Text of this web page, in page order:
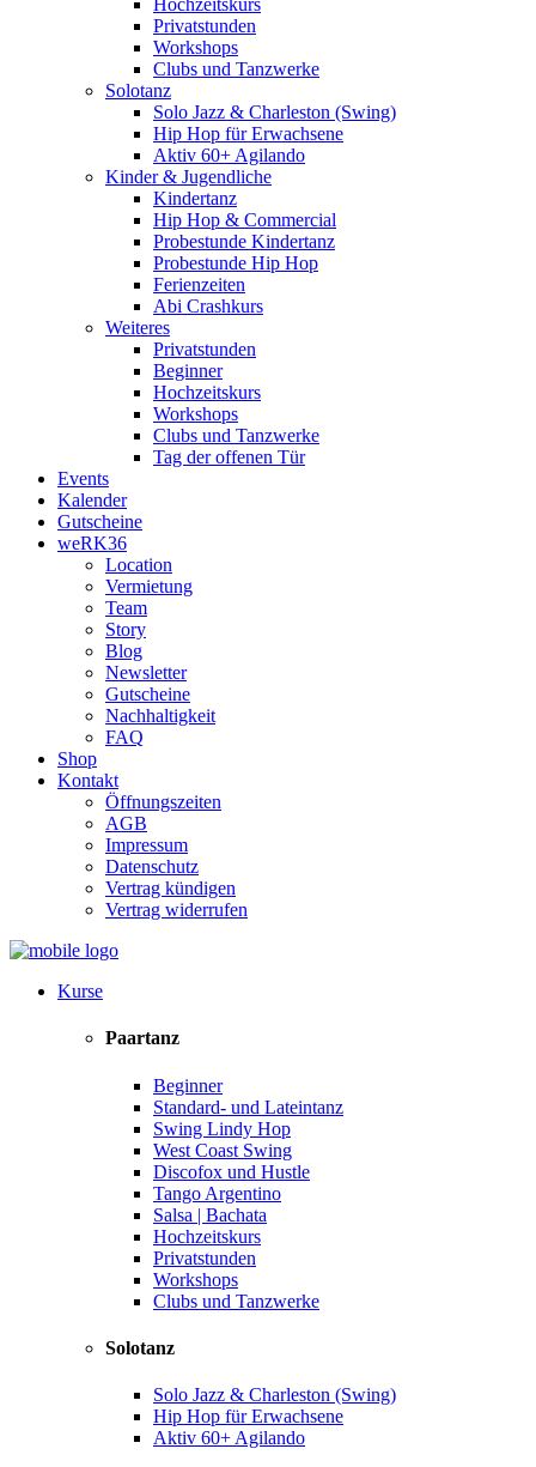
Hochzeitskurs
Privatstunden
Workshops
Clubs und Tanzwerke
Solotanz
Solo Jazz & Charleston (Swing)
Hip Hop für Erwachsene
Aktiv 60+ Agilando
Kinder & Jugendliche
Kindertanz
Hip Hop & Commercial
Probestunde Kindertanz
Probestunde Hip Hop
Ferienzeiten
Abi Crashkurs
Weiteres
Privatstunden
Beginner
Hochzeitskurs
Workshops
Clubs und Tanzwerke
Tag der offenen Tür
Events
Kalender
Gutscheine
weRK36
Location
Vermietung
Team
Story
Blog
Newsletter
Gutscheine
Nachhaltigkeit
FAQ
Shop
Kontakt
Öffnungszeiten
AGB
Impressum
Datenschutz
Vertrag kündigen
Vertrag widerrufen
Kurse
Paartanz
Beginner
Standard- und Lateintanz
Swing Lindy Hop
West Coast Swing
Discofox und Hustle
Tango Argentino
Salsa | Bachata
Hochzeitskurs
Privatstunden
Workshops
Clubs und Tanzwerke
Solotanz
Solo Jazz & Charleston (Swing)
Hip Hop für Erwachsene
Aktiv 60+ Agilando